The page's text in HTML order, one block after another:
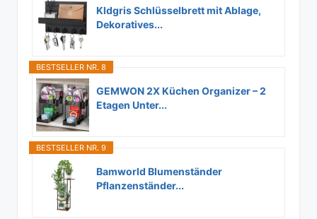
Kldgris Schlüsselbrett mit Ablage,
Dekoratives...
BESTSELLER NR. 8
GEMWON 2X Küchen Organizer – 2
Etagen Unter...
BESTSELLER NR. 9
Bamworld Blumenständer
Pflanzenständer...